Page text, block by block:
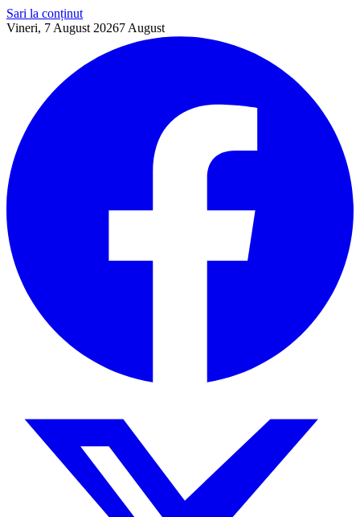
Sari la conținut
Vineri, 7 August 20267 August